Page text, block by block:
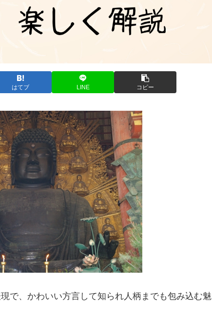
はてブ LINE コピー
で、かわいい方言して知られ人柄までも包み込む魅